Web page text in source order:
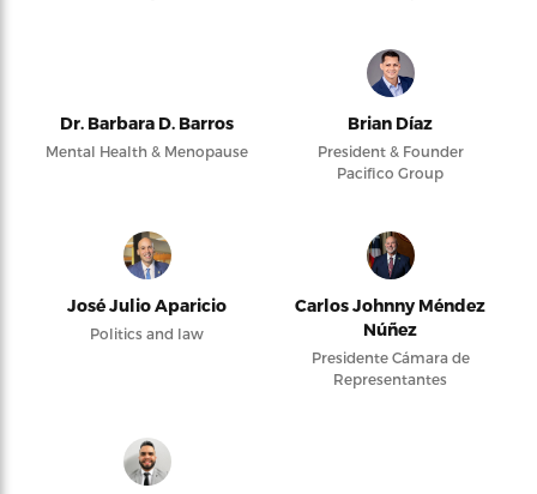
Dr. Barbara D. Barros
Mental Health & Menopause
Brian Díaz
President & Founder
Pacifico Group
José Julio Aparicio
Politics and law
Carlos Johnny Méndez
Núñez
Presidente Cámara de
Representantes